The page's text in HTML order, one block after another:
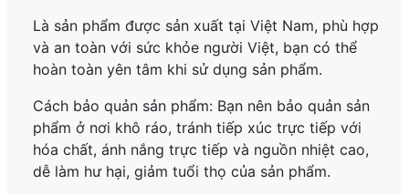
Là sản phẩm được sản xuất tại Việt Nam, phù hợp
và an toàn với sức khỏe người Việt, bạn có thể
hoàn toàn yên tâm khi sử dụng sản phẩm.
Cách bảo quản sản phẩm: Bạn nên bảo quản sản
phẩm ở nơi khô ráo, tránh tiếp xúc trực tiếp với
hóa chất, ánh nắng trực tiếp và nguồn nhiệt cao,
dễ làm hư hại, giảm tuổi thọ của sản phẩm.